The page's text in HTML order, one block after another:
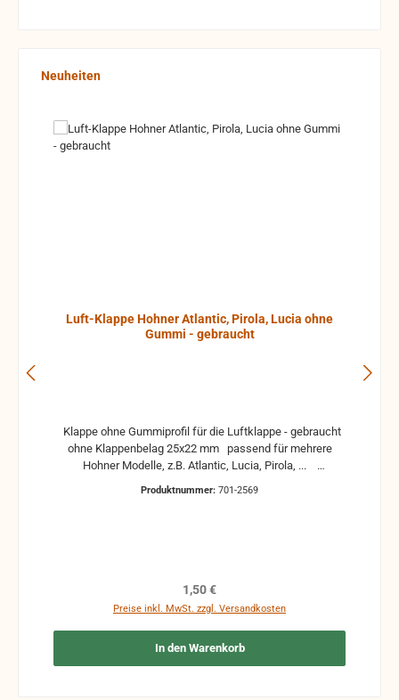
Produktgalerie überspringen
Neuheiten
Luft-Klappe Hohner Atlantic, Pirola, Lucia ohne
Gummi - gebraucht
ohne Klappenbelag 25x22 mm passend für mehrere
Hohner Modelle, z.B. Atlantic, Lucia, Pirola, ...
Funktion nicht mehr gewährleistet werden und die
Produktnummer: 701-2569
Regulärer Preis:
1,50 €
Preise inkl. MwSt. zzgl. Versandkosten
In den Warenkorb